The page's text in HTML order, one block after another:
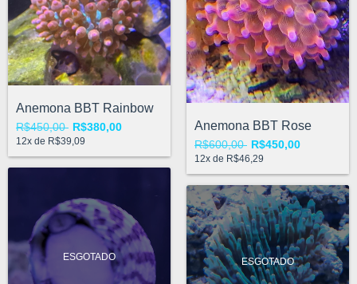
Anemona BBT Rainbow
R$450,00 R$380,00
12x de R$39,09
Anemona BBT Rose
R$600,00 R$450,00
12x de R$46,29
ESGOTADO ESGOTADO